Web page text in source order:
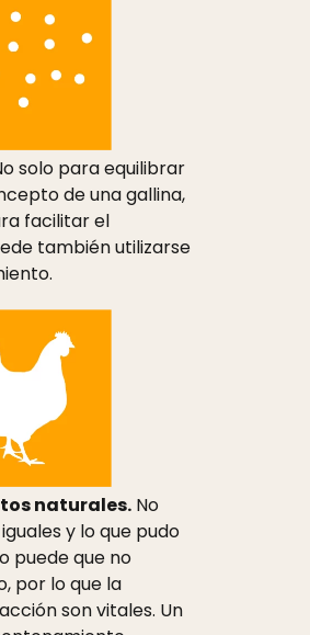
solo para equilibrar
de una gallina,
facilitar el
también utilizarse
naturales. No
y lo que pudo
puede que no
por lo que la
son vitales. Un